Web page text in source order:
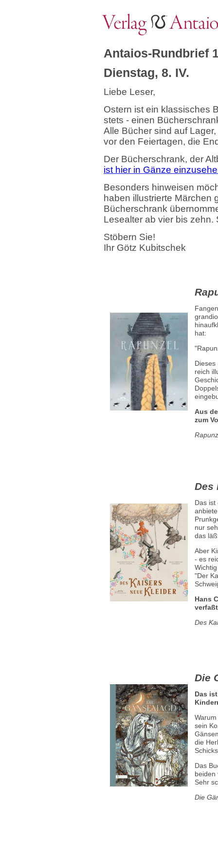
Antaios-Rundbrief
Dienstag, 8. IV.
Liebe Leser,
Ostern ist ein klassisches
stets - einen
Alle Bücher sind auf
vor den Feiertagen, die
Der Bücherschrank, der
ist hier in Gänze
Besonders hinweisen
haben illustrierte Märchen
Bücherschrank
Lesealter ab vier bis zehn.
Stöbern Sie!
Ihr Götz Kubitschek
hat:
Dieses
reich
Aus
zum
Des
Das ist
nur
das
Aber
- es
"Der
Hans
Des
Die
Das
sein
die
Das
beiden
Sehr
Die